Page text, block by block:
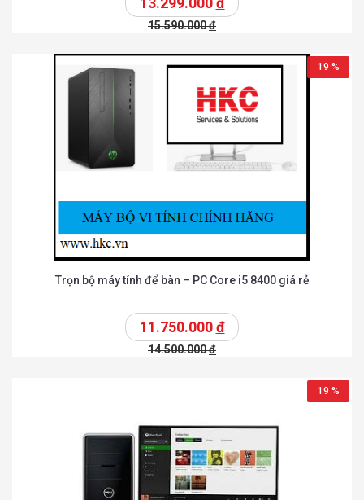
15.590.000đ
19 %
Trọn bộ máy tính để bàn – PC Core i5 8400 giá rẻ
11.750.000đ
14.500.000đ
19 %